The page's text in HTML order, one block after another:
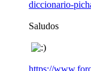
diccionario-
Saludos
https://